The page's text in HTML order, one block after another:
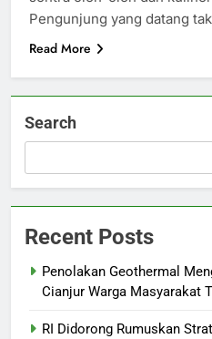
Pengunjung yang datang
Read More
Search
Recent Posts
Penolakan Geothermal
Cianjur Warga Masyarakat
RI Didorong Rumuskan